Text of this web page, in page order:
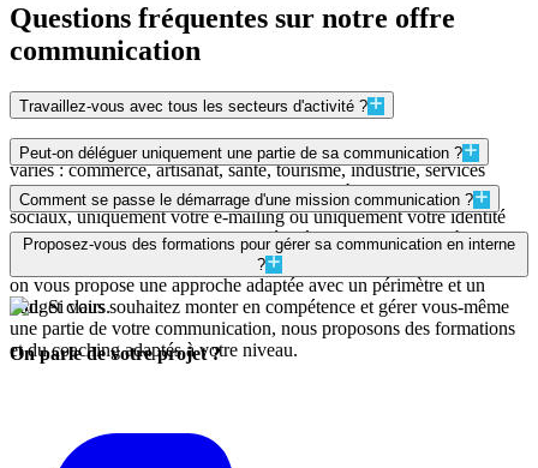
Questions fréquentes sur notre offre
communication
Travaillez-vous avec tous les secteurs d'activité ?
Oui. Nous accompagnons des entreprises dans des secteurs très
variés : commerce, artisanat, santé, tourisme, industrie, services
B2B, e-commerce. Notre approche s'adapte à chaque contexte.
Peut-on déléguer uniquement une partie de sa communication ?
Absolument. Vous pouvez nous confier uniquement vos réseaux
sociaux, uniquement votre e-mailing ou uniquement votre identité
visuelle. Nous intervenons sur le périmètre qui correspond à vos
besoins.
Comment se passe le démarrage d'une mission communication ?
On commence toujours par un échange pour comprendre votre
activité, votre cible, vos objectifs et vos contraintes. À partir de là,
on vous propose une approche adaptée avec un périmètre et un
budget clairs.
Proposez-vous des formations pour gérer sa communication en interne
?
Oui. Si vous souhaitez monter en compétence et gérer vous-même
une partie de votre communication, nous proposons des formations
et du coaching adaptés à votre niveau.
On parle de votre projet ?